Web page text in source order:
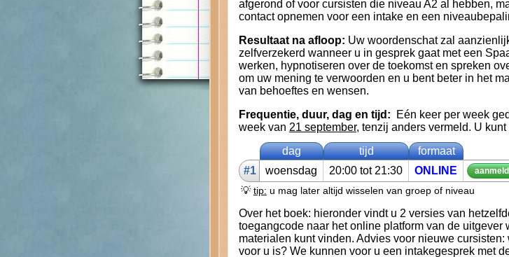
afgerond of voor cursisten die niveau A2 al hebben,
contact opnemen voor een intake en een
Resultaat na afloop: Uw woordenschat zal
zelfverzekerd wanneer u in gesprek gaat met een
werken, hypnotiseren over de toekomst en spreken
om uw mening te verwoorden en u bent beter in het
van behoeftes en wensen.
Frequentie, duur, dag en tijd: Eén keer per week
week van 21 september, tenzij anders vermeld. U
dag
tijd
formaat
#1
woens­dag 20:00 tot 21:30 ON­LINE
💡tip: u mag later altijd wisselen van groep of niveau
Over het boek: hieronder vindt u 2 versies van
toegangcode naar het online platform van de
materialen kunt vinden. Advies voor nieuwe
voor u is? We kunnen voor u een intakegesprek met